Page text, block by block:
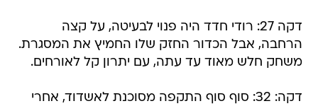
דקה 27: רודי חדד היה פנוי לבעיטה, על קצה
הרחבה, אבל הכדור החזק שלו החמיץ את המסגרת.
משחק חלש מאוד עד עתה, עם יתרון קל לאורחים.
דקה: 32: סוף סוף התקפה מסוכנת לאשדוד, אחרי